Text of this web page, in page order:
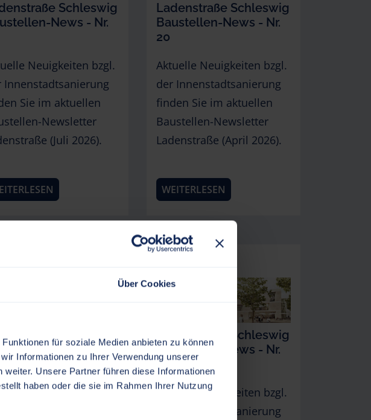
Über Cookies
für soziale Medien anbieten zu können
Informationen zu Ihrer Verwendung unserer
Unsere Partner führen diese Informationen
haben oder die sie im Rahmen Ihrer Nutzung
Schleswig
News - Nr.
Neuigkeiten bzgl.
Innenstadtsanierung
Sie im aktuellen
Newsletter
(Juli 2026).
Ladenstraße Schleswig
Baustellen-News - Nr.
20
Aktuelle Neuigkeiten bzgl.
der Innenstadtsanierung
finden Sie im aktuellen
Baustellen-Newsletter
Ladenstraße (April 2026).
WEITERLESEN
News - Nr.
Neuigkeiten bzgl.
Ladenstraße Schleswig
Baustellen-News - Nr.
17
Aktuelle Neuigkeiten bzgl.
der Innenstadtsanierung